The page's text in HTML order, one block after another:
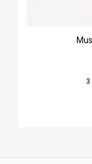
3